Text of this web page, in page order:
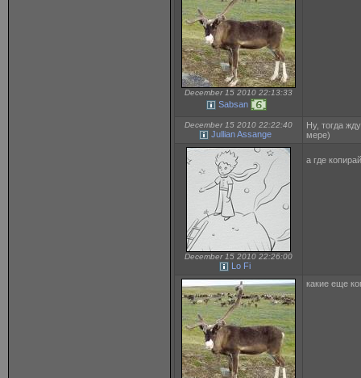
December 15 2010 22:13:33
Sabsan
December 15 2010 22:22:40
Jullian Assange
Ну, тогда
мере)
December 15 2010 22:26:00
Lo Fi
а где
какие еще